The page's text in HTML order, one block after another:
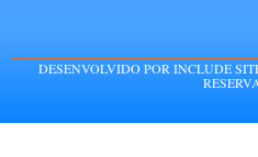
DESENVOLVIDO POR INCLUDE